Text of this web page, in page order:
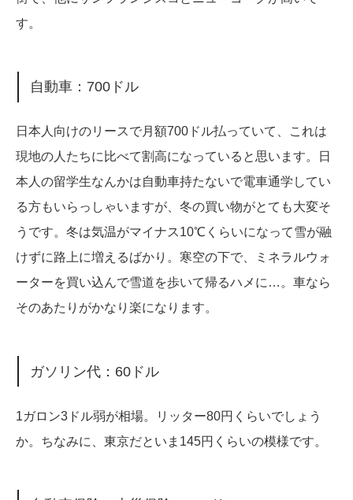
す。
自動車：700ドル
日本人向けのリースで月額700ドル払っていて、これは
現地の人たちに比べて割高になっていると思います。日
本人の留学生なんかは自動車持たないで電車通学してい
る方もいらっしゃいますが、冬の買い物がとても大変そ
うです。冬は気温がマイナス10℃くらいになって雪が融
けずに路上に増えるばかり。寒空の下で、ミネラルウォ
ーターを買い込んで雪道を歩いて帰るハメに…。車なら
そのあたりがかなり楽になります。
ガソリン代：60ドル
1ガロン3ドル弱が相場。リッター80円くらいでしょう
か。ちなみに、東京だといま145円くらいの模様です。